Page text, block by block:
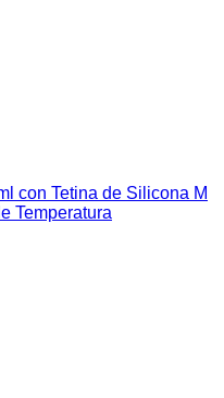
con Tetina de Silicona M
Temperatura